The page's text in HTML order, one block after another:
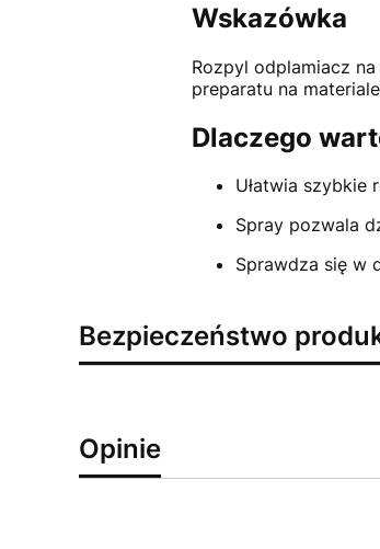
Wskazówka
Rozpyl odplamiacz
preparatu na
Dlaczego
Ułatwia szybkie
Spray pozwala
Sprawdza się w
Bezpieczeństwo
Opinie